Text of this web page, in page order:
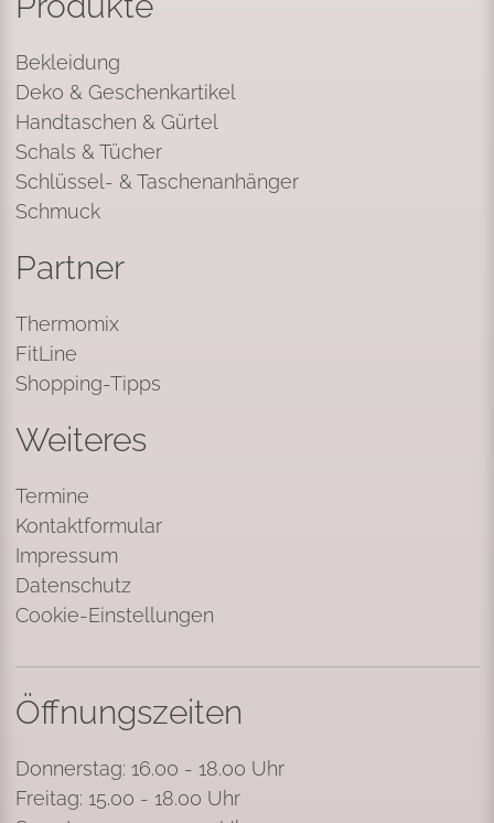
Bekleidung
Deko & Geschenkartikel
Handtaschen & Gürtel
Schals & Tücher
Schlüssel- & Taschenanhänger
Schmuck
Partner
Thermomix
FitLine
Shopping-Tipps
Weiteres
Termine
Kontaktformular
Impressum
Datenschutz
Cookie-Einstellungen
Öffnungszeiten
Donnerstag: 16.00 - 18.00 Uhr
Freitag: 15.00 - 18.00 Uhr